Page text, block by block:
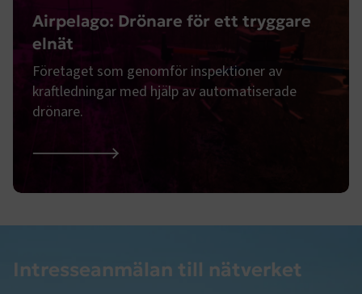
Airpelago: Drönare för ett tryggare
elnät
Företaget som genomför inspektioner av
kraftledningar med hjälp av automatiserade
drönare.
Intresseanmälan till nätverket